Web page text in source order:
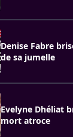
Denise Fabre
de sa jumelle
Evelyne Dhéliat
mort atroce